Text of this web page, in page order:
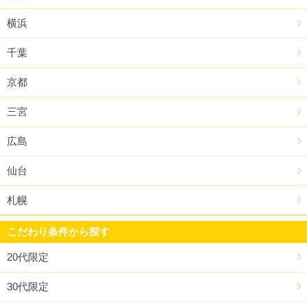
横浜
千葉
京都
三宮
広島
仙台
札幌
こだわり条件から探す
20代限定
30代限定